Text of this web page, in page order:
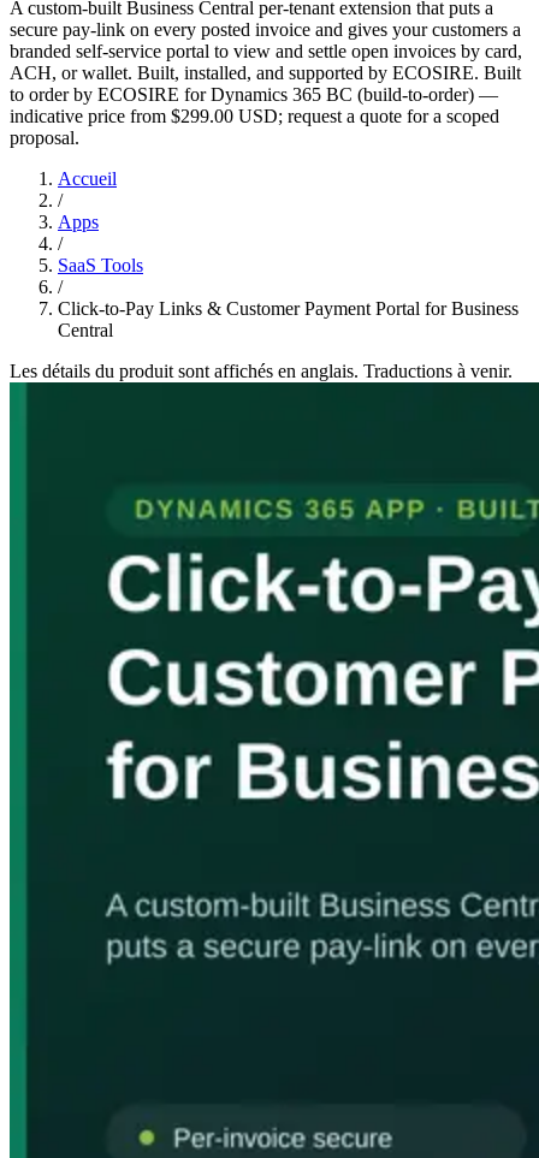
A custom-built Business Central per-tenant extension that puts a
secure pay-link on every posted invoice and gives your customers a
branded self-service portal to view and settle open invoices by card,
ACH, or wallet. Built, installed, and supported by ECOSIRE. Built
to order by ECOSIRE for Dynamics 365 BC (build-to-order) —
indicative price from $299.00 USD; request a quote for a scoped
proposal.
Accueil
/
Apps
/
SaaS Tools
/
Click-to-Pay Links & Customer Payment Portal for Business
Central
Les détails du produit sont affichés en anglais. Traductions à venir.